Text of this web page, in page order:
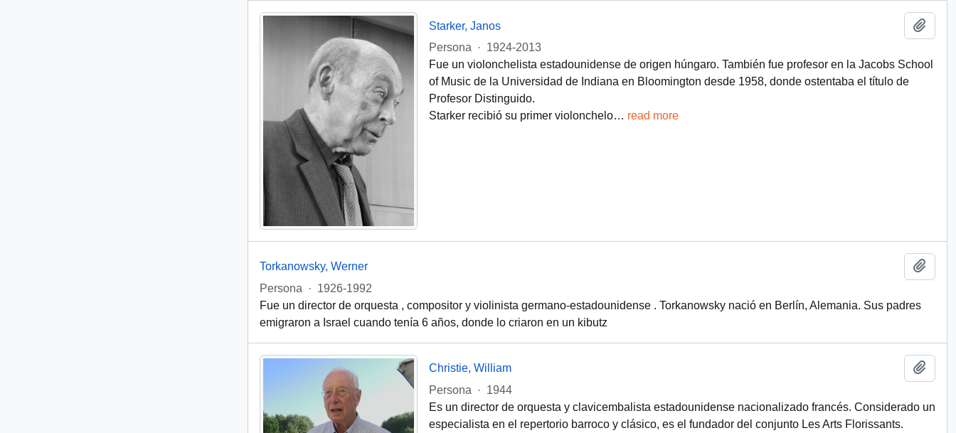
Starker, Janos
Persona
· 1924-2013
Fue un violonchelista estadounidense de origen húngaro. También fue profesor en la Jacobs School
of Music de la Universidad de Indiana en Bloomington desde 1958, donde ostentaba el título de
Profesor Distinguido.
Starker recibió su primer violonchelo… read more
Torkanowsky, Werner
Persona
· 1926-1992
Fue un director de orquesta , compositor y violinista germano-estadounidense . Torkanowsky nació en Berlín, Alemania. Sus padres
emigraron a Israel cuando tenía 6 años, donde lo criaron en un kibutz
Christie, William
Persona
· 1944
Es un director de orquesta y clavicembalista estadounidense nacionalizado francés. Considerado un
especialista en el repertorio barroco y clásico, es el fundador del conjunto Les Arts Florissants.